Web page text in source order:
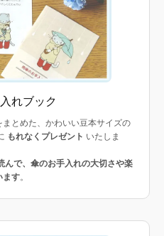
れブック
とめた、かわいい豆本サイズの
もれなくプレゼント いたしま
んで、傘のお手入れの大切さや楽
ます。